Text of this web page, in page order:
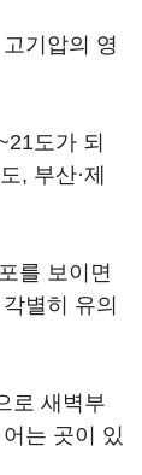
기압의 영
도가 되
, 부산·제
를 보이면
별히 유의
로 새벽부
는 곳이 있